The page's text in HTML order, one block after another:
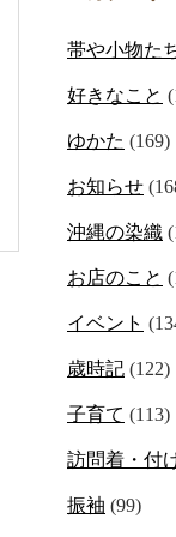
帯や小物た
好きなこと
ゆかた (169)
お知らせ
沖縄の染織
お店のこと
イベント
歳時記 (122)
子育て (113)
訪問着・付
振袖 (99)